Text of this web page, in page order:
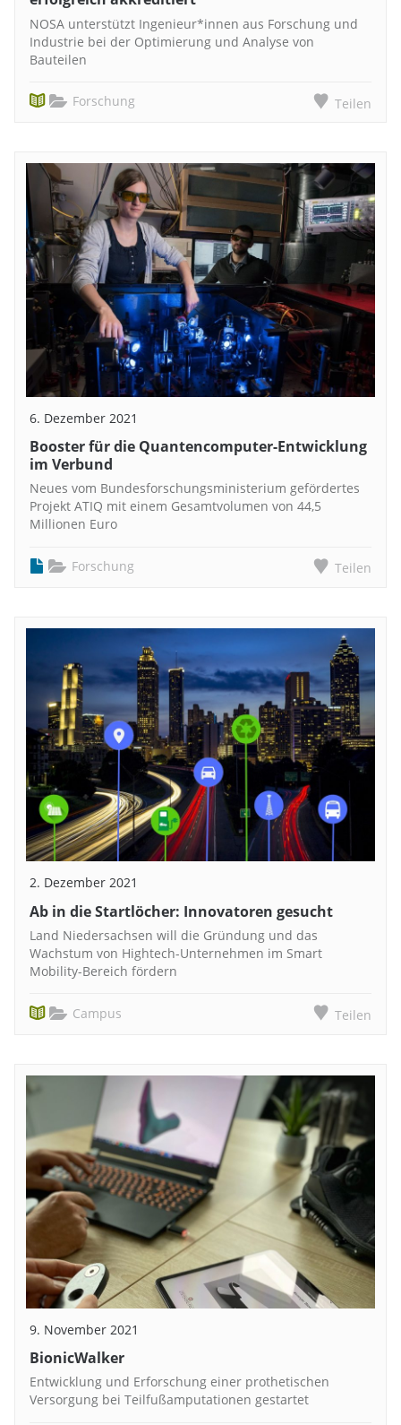
NOSA unterstützt Ingenieur*innen aus Forschung und
Industrie bei der Optimierung und Analyse von
Bauteilen
Forschung Teilen
6. Dezember 2021
Booster für die Quantencomputer-Entwicklung
im Verbund
Neues vom Bundesforschungsministerium gefördertes
Projekt ATIQ mit einem Gesamtvolumen von 44,5
Millionen Euro
Forschung Teilen
2. Dezember 2021
Ab in die Startlöcher: Innovatoren gesucht
Land Niedersachsen will die Gründung und das
Wachstum von Hightech-Unternehmen im Smart
Mobility-Bereich fördern
Campus Teilen
9. November 2021
BionicWalker
Entwicklung und Erforschung einer prothetischen
Versorgung bei Teilfußamputationen gestartet